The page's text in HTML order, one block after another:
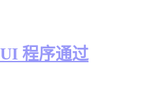
程序通过